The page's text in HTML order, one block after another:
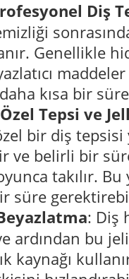
Diş
Genellikle
kısa bir
Tepsi ve
bir diş
ve belirli bir
takılır.
süre
: Diş
ardından bu
kaynağı